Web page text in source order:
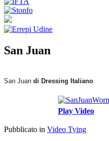
San Juan
San Juan di Dressing Italiano
Play Video
Pubblicato in Video Tying